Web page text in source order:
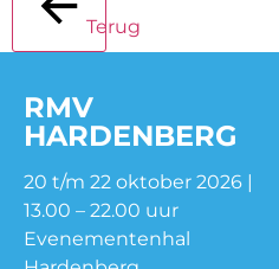
Terug
RMV
HARDENBERG
20 t/m 22 oktober 2026 |
13.00 – 22.00 uur
Evenementenhal